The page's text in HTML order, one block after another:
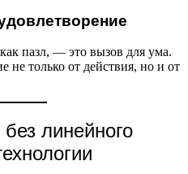
пазл, — это вызов для ума.
не только от действия, но и от
линейного